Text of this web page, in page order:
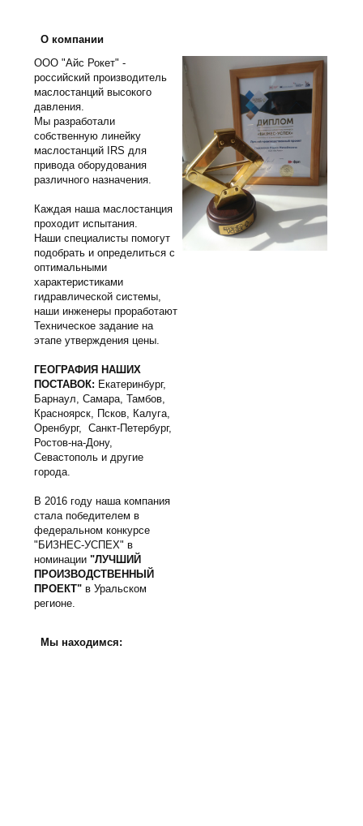
О компании
ООО "Айс Рокет" -
российский производитель
маслостанций высокого
давления.
Мы разработали
собственную линейку
маслостанций IRS для
привода оборудования
различного назначения.
Каждая наша маслостанция
проходит испытания.
Наши специалисты помогут
подобрать и определиться с
оптимальными
характеристиками
гидравлической системы,
наши инженеры проработают
Техническое задание на
этапе утверждения цены.
ГЕОГРАФИЯ НАШИХ
ПОСТАВОК: Екатеринбург,
Барнаул, Самара, Тамбов,
Красноярск, Псков, Калуга,
Оренбург, Санкт-Петербург,
Ростов-на-Дону,
Севастополь и другие
города.
В 2016 году наша компания
стала победителем в
федеральном конкурсе
"БИЗНЕС-УСПЕХ" в
номинации "ЛУЧШИЙ
ПРОИЗВОДСТВЕННЫЙ
ПРОЕКТ" в Уральском
регионе.
Мы находимся: